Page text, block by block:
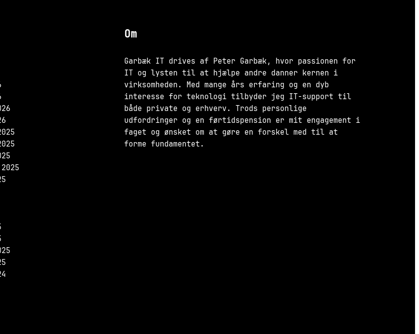
Om
Garbæk IT drives af Peter Garbæk, hvor passionen for
IT og lysten til at hjælpe andre danner kernen i
virksomheden. Med mange års erfaring og en dyb
interesse for teknologi tilbyder jeg IT-support til
både private og erhverv. Trods personlige
udfordringer og en førtidspension er mit engagement i
faget og ønsket om at gøre en forskel med til at
forme fundamentet.